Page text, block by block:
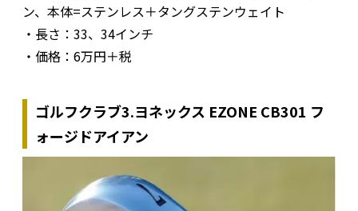
ン、本体=ステンレス＋タングステンウェイト
・長さ：33、34インチ
・価格：6万円＋税
ゴルフクラブ3.ヨネックス EZONE CB301 フ
ォージドアイアン